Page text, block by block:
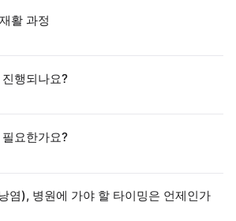
활 과정
행되나요?
요한가요?
염), 병원에 가야 할 타이밍은 언제인가